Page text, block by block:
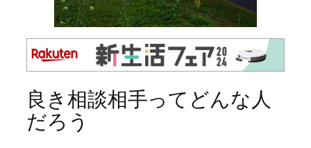
良き相談相手ってどんな人
だろう